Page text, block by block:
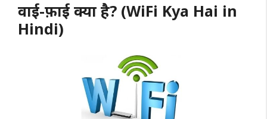
वाई-फ़ाई क्या है? (WiFi Kya Hai in
Hindi)